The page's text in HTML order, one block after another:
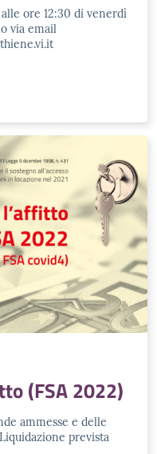
ore 12:30 di venerdì
via email
(FSA 2022)
ammesse e delle
prevista